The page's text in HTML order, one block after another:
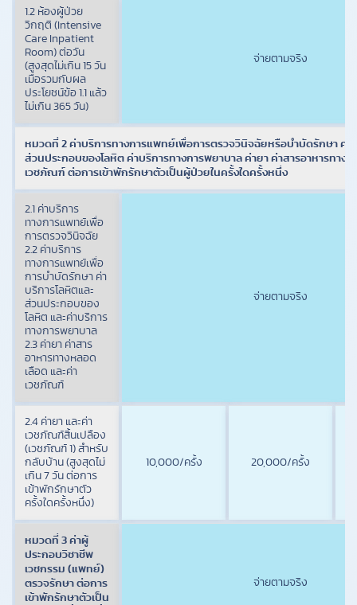
1.2 ห้องผู้ป่วย
วิกฤติ (Intensive
Care Inpatient
Room) ต่อวัน
(สูงสุดไม่เกิน 15 วัน
เมื่อรวมกับผล
ประโยชน์ข้อ 1.1 แล้ว
ไม่เกิน 365 วัน)
จ่ายตามจริง
หมวดที่ 2 ค่าบริการทางการแพทย์เพื่อการตรวจวินิจฉัยหรือบำบัดรักษา ค่า
ส่วนประกอบของโลหิต ค่าบริการทางการพยาบาล ค่ายา ค่าสารอาหารทางห
เวชภัณฑ์ ต่อการเข้าพักรักษาตัวเป็นผู้ป่วยในครั้งใดครั้งหนึ่ง
2.1 ค่าบริการ
ทางการแพทย์เพื่อ
การตรวจวินิจฉัย
2.2 ค่าบริการ
ทางการแพทย์เพื่อ
การบำบัดรักษา ค่า
บริการโลหิตและ
ส่วนประกอบของ
โลหิต และค่าบริการ
ทางการพยาบาล
2.3 ค่ายา ค่าสาร
อาหารทางหลอด
เลือด และค่า
เวชภัณฑ์
จ่ายตามจริง
2.4 ค่ายา และค่า
เวชภัณฑ์สิ้นเปลือง
(เวชภัณฑ์ 1) สำหรับ
กลับบ้าน (สูงสุดไม่
เกิน 7 วัน ต่อการ
เข้าพักรักษาตัว
ครั้งใดครั้งหนึ่ง)
10,000/ครั้ง 20,000/ครั้ง
หมวดที่ 3 ค่าผู้
ประกอบวิชาชีพ
เวชกรรม (แพทย์)
ตรวจรักษา ต่อการ
เข้าพักรักษาตัวเป็น
จ่ายตามจริง